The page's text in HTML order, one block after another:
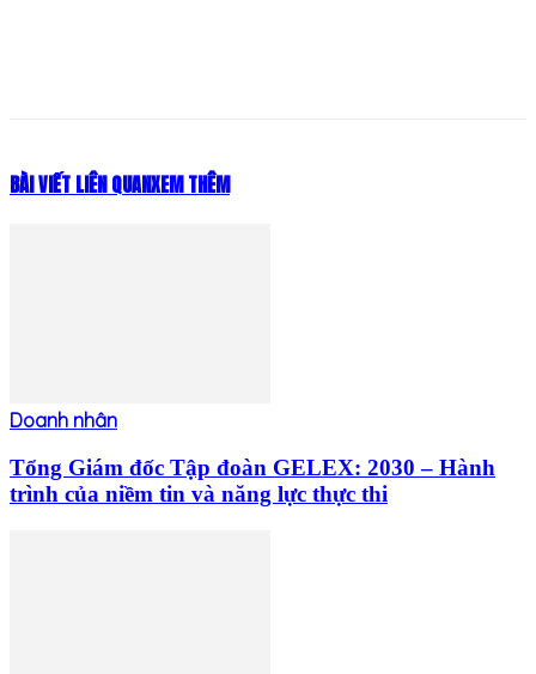
BÀI VIẾT LIÊN QUANXEM THÊM
Doanh nhân
Tổng Giám đốc Tập đoàn GELEX: 2030 – Hành
trình của niềm tin và năng lực thực thi